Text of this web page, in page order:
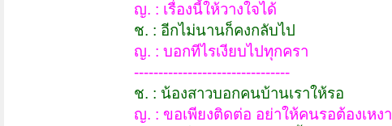
ญ. : เรื่องนี้ให้วางใจได้
ช. : อีกไม่นานก็คงกลับไป
ญ. : บอกทีไรเงียบไปทุกครา
--------------------------------
ช. : น้องสาวบอกคนบ้านเราให้รอ
ญ. : ขอเพียงติดต่อ อย่าให้คนรอต้องเหงา